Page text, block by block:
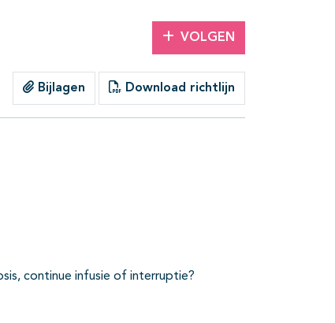
VOLGEN
Bijlagen Download richtlijn
continue infusie of interruptie?